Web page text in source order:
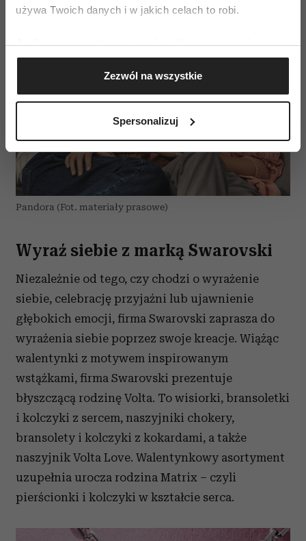
używa Twoich danych i w jakich celach to robi.
Jeśli wyrazisz na to zgodę, chcielibyśmy również:
Gromadzić dane dotyczące Twojej lokalizacji
geograficznej z dokładnością nawet do kilku metrów
Identyfikować Twoje urządzenie, aktywnie
(fingerprinting, czyli wirtualny odcisk palca)
dane są przetwarzane oraz ustaw własne preferencje w
sekcji szczegółów
. W Deklaracji plików cookie możesz
zmienić lub wycofać swoją zgodę w dowolnej chwili.
i reklam, aby oferować funkcje społecznościowe i
analizować ruch w naszej witrynie. Informacje o tym, jak
korzystasz z naszej witryny, udostępniamy partnerom
społecznościowym, reklamowym i analitycznym.
otrzymanymi od Ciebie lub uzyskanymi podczas
korzystania z ich usług.
Zezwól na wszystkie
Spersonalizuj
Pandora (Fot. materiały prasowe)
Wyraź siebie z marką Swarovski
Niezależnie od tego, czy chodzi o wyrażenie
siebie, celebrację przyjaźni lub ujawnienie
głębokich emocji, firma Swarovski zaprasza do
wyrażenia siebie poprzez swoje kreacje. Wiążąc
walentynki z motywem inspirowanym
wstążkami, firma Swarovski prezentuje
błyszczącą rodzinę Volta. To wisiorki, bransoletki
i kolczyki z sercem, naszyjniki chokery,
bransolety i kolczyki z kokardami, a także
naszyjnik Volta Love. Walentynkowy asortyment
uzupełnia urocza rodzina Matrix – czyli
pierścionki i kolczyki w kształcie serca.